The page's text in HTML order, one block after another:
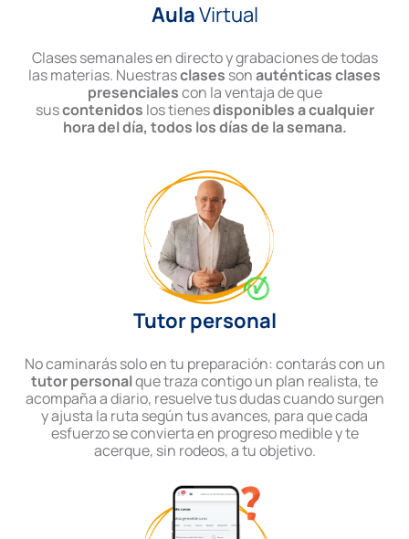
AulaVirtual
Clases semanales en directo y grabaciones de todas
las materias. Nuestrasclases sonauténticas clases
presencialescon la ventaja de que
suscontenidos los tienesdisponibles a cualquier
hora del día, todos los días de la semana.
Tutor personal
No caminarás solo en tu preparación: contarás con un
tutor personalque traza contigo un plan realista, te
acompaña a diario, resuelve tus dudas cuando surgen
y ajusta la ruta según tus avances, para que cada
esfuerzo se convierta en progreso medible y te
acerque, sin rodeos, a tu objetivo.